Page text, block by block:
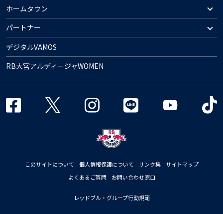
ホームタウン
パートナー
デジタルVAMOS
RB大宮アルディージャWOMEN
このサイトについて 個人情報保護について リンク集
サイトマップ
よくあるご質問
お問い合わせ窓口
レッドブル・グループ行動規範